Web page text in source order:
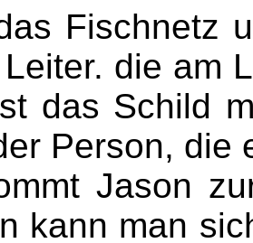
Fischnetz
die am
das Schild
Person, die
Jason
kann man